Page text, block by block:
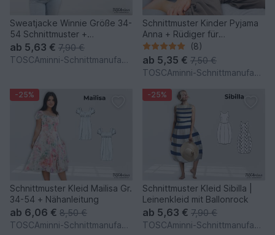
Sweatjacke Winnie Größe 34-
54 Schnittmuster +
Nähanleitung
ab 5,63 € 7,90 €
TOSCAminni-Schnittmanufaktur
Schnittmuster Kinder Pyjama
Anna + Rüdiger für
Nähanfänger(8)
ab 5,35 € 7,50 €
TOSCAminni-Schnittmanufaktur
-25%
Schnittmuster Kleid Mailisa Gr.
34-54 + Nähanleitung
ab 6,06 € 8,50 €
TOSCAminni-Schnittmanufaktur
-25%
Schnittmuster Kleid Sibilla |
Leinenkleid mit Ballonrock
ab 5,63 € 7,90 €
TOSCAminni-Schnittmanufaktur